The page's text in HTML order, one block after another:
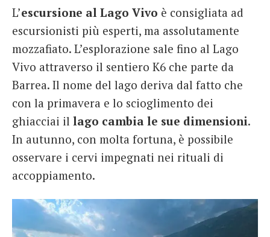
L’escursione al Lago Vivo è consigliata ad
escursionisti più esperti, ma assolutamente
mozzafiato. L’esplorazione sale fino al Lago
Vivo attraverso il sentiero K6 che parte da
Barrea. Il nome del lago deriva dal fatto che
con la primavera e lo scioglimento dei
ghiacciai il lago cambia le sue dimensioni.
In autunno, con molta fortuna, è possibile
osservare i cervi impegnati nei rituali di
accoppiamento.